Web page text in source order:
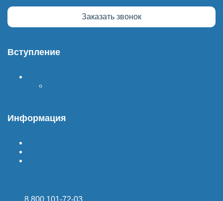
Заказать звонок
Вступление
Информация
8 800 101-72-03